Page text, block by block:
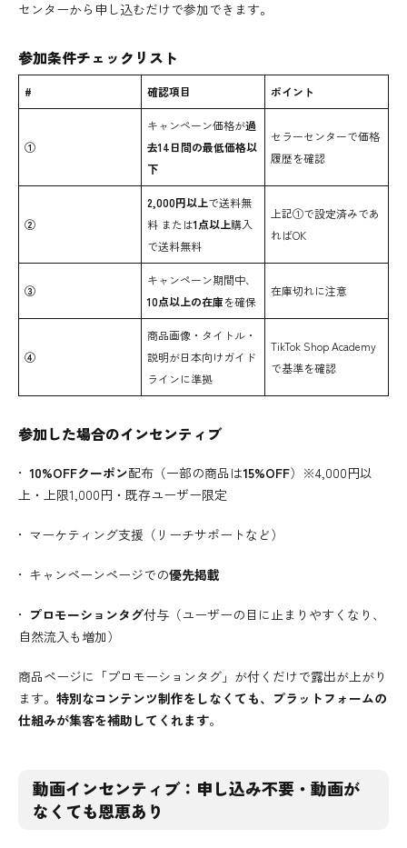
センターから申し込むだけで参加できます。
参加条件チェックリスト
# 確認項目 ポイント
①
キャンペーン価格が過
去14日間の最低価格以
下
セラーセンターで価格
履歴を確認
②
2,000円以上で送料無
料 または1点以上購入
で送料無料
上記①で設定済みであ
ればOK
③
キャンペーン期間中、
10点以上の在庫を確保
在庫切れに注意
④
商品画像・タイトル・
説明が日本向けガイド
ラインに準拠
TikTok Shop Academy
で基準を確認
参加した場合のインセンティブ
• 10%OFFクーポン配布（一部の商品は15%OFF）※4,000円以
上・上限1,000円・既存ユーザー限定
• マーケティング支援（リーチサポートなど）
• キャンペーンページでの優先掲載
• プロモーションタグ付与（ユーザーの目に止まりやすくなり、
自然流入も増加）
商品ページに「プロモーションタグ」が付くだけで露出が上がり
ます。 特別なコンテンツ制作をしなくても、プラットフォームの
仕組みが集客を補助してくれます。
動画インセンティブ：申し込み不要・動画が
なくても恩恵あり